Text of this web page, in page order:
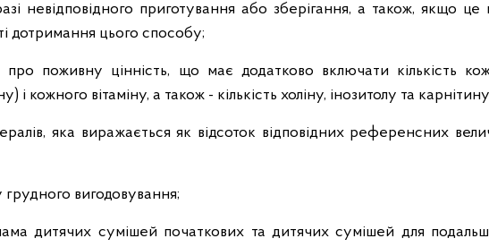
невідповідного приготування або зберігання, а також, якщо це
дотримання цього способу;
про поживну цінність, що має додатково включати кількість
і кожного вітаміну, а також - кількість холіну, інозитолу та
яка виражається як відсоток відповідних референсних
вигодовування;
дитячих сумішей початкових та дитячих сумішей для